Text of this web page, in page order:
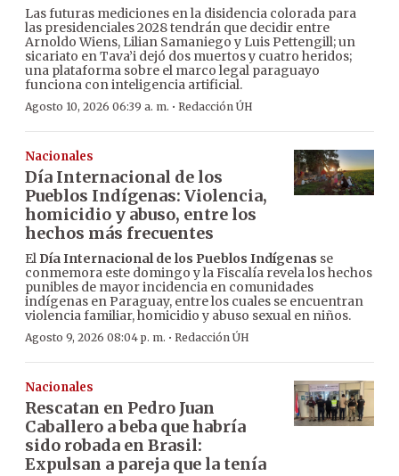
Las futuras mediciones en la disidencia colorada para
las presidenciales 2028 tendrán que decidir entre
Arnoldo Wiens, Lilian Samaniego y Luis Pettengill; un
sicariato en Tava’i dejó dos muertos y cuatro heridos;
una plataforma sobre el marco legal paraguayo
funciona con inteligencia artificial.
Agosto 10, 2026 06:39 a. m. · Redacción ÚH
Nacionales
Día Internacional de los
Pueblos Indígenas: Violencia,
homicidio y abuso, entre los
hechos más frecuentes
El Día Internacional de los Pueblos Indígenas se
conmemora este domingo y la Fiscalía revela los hechos
punibles de mayor incidencia en comunidades
indígenas en Paraguay, entre los cuales se encuentran
violencia familiar, homicidio y abuso sexual en niños.
Agosto 9, 2026 08:04 p. m. · Redacción ÚH
Nacionales
Rescatan en Pedro Juan
Caballero a beba que habría
sido robada en Brasil:
Expulsan a pareja que la tenía